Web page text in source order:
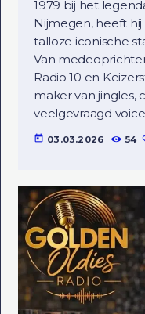
1979 bij het
Nijmegen, heeft
talloze iconische
Van
Radio 10 en
maker van jingles,
veelgevraagd
today 03.03.2026 54